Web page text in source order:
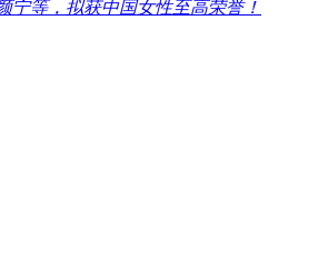
宁等，拟获中国女性至高荣誉！